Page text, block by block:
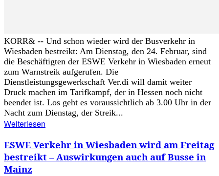
KORR& -- Und schon wieder wird der Busverkehr in
Wiesbaden bestreikt: Am Dienstag, den 24. Februar, sind
die Beschäftigten der ESWE Verkehr in Wiesbaden erneut
zum Warnstreik aufgerufen. Die
Dienstleistungsgewerkschaft Ver.di will damit weiter
Druck machen im Tarifkampf, der in Hessen noch nicht
beendet ist. Los geht es voraussichtlich ab 3.00 Uhr in der
Nacht zum Dienstag, der Streik...
Weiterlesen
ESWE Verkehr in Wiesbaden wird am Freitag
bestreikt – Auswirkungen auch auf Busse in
Mainz